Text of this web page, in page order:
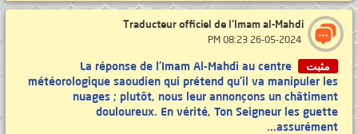
Traducteur officiel de l'Imam al-Mahdi
مثبت
La réponse de l'Imam Al-Mahdi au centre
météorologique saoudien qui prétend qu'il va manipuler les
nuages ; plutôt, nous leur annonçons un châtiment
douloureux. En vérité, Ton Seigneur les guette
assurément...